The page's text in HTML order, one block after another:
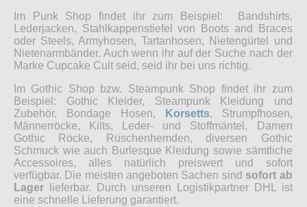
Im Punk Shop findet ihr zum Beispiel: Bandshirts,
Lederjacken, Stahlkappenstiefel von Boots and Braces
oder Steels, Armyhosen, Tartanhosen, Nietengürtel und
Nietenarmbänder. Auch wenn ihr auf der Suche nach der
Marke Cupcake Cult seid, seid ihr bei uns richtig.
Im Gothic Shop bzw. Steampunk Shop findet ihr zum
Beispiel: Gothic Kleider, Steampunk Kleidung und
Zubehör, Bondage Hosen,
Korsetts, Strumpfhosen,
Männerröcke, Kilts, Leder- und Stoffmäntel, Damen
Gothic Röcke, Rüschenhemden, diversen Gothic
Schmuck wie auch Burlesque Kleidung sowie sämtliche
Accessoires, alles natürlich preiswert und sofort
verfügbar. Die meisten angeboten Sachen sind sofort ab
Lager lieferbar. Durch unseren Logistikpartner DHL ist
eine schnelle Lieferung garantiert.